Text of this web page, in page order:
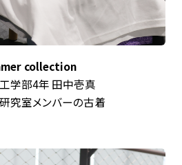
collection
学部4年 田中壱真
究室メンバーの古着